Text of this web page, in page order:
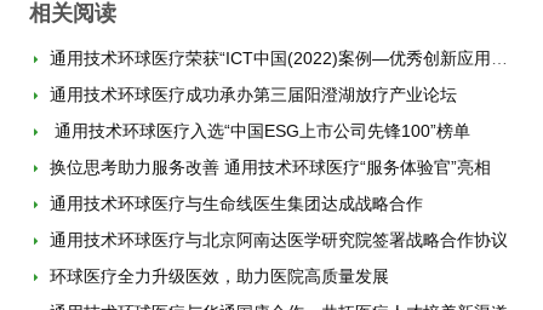
相关阅读
通用技术环球医疗荣获“ICT中国(2022)案例—优秀创新应用案例”
通用技术环球医疗成功承办第三届阳澄湖放疗产业论坛
通用技术环球医疗入选“中国ESG上市公司先锋100”榜单
换位思考助力服务改善 通用技术环球医疗“服务体验官”亮相
通用技术环球医疗与生命线医生集团达成战略合作
通用技术环球医疗与北京阿南达医学研究院签署战略合作协议
环球医疗全力升级医效，助力医院高质量发展